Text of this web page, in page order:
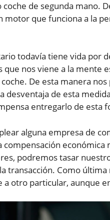
de segunda mano.
motor que funciona a la
todavía tiene vida por
que nos viene a la mente
De esta manera
desventaja de esta
entregarlo de esta
alguna empresa de
económica
podremos tasar
transacción. Como
a otro particular, aunque